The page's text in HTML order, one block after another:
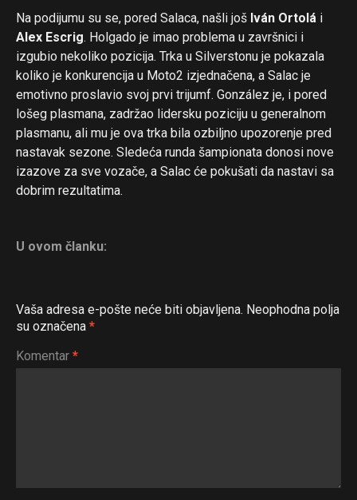
Na podijumu su se, pored Salaca, našli još Iván Ortolá i
Alex Escrig. Holgado je imao problema u završnici i
izgubio nekoliko pozicija. Trka u Silverstonu je pokazala
koliko je konkurencija u Moto2 izjednačena, a Salac je
emotivno proslavio svoj prvi trijumf. González je, i pored
lošeg plasmana, zadržao lidersku poziciju u generalnom
plasmanu, ali mu je ova trka bila ozbiljno upozorenje pred
nastavak sezone. Sledeća runda šampionata donosi nove
izazove za sve vozače, a Salac će pokušati da nastavi sa
dobrim rezultatima.
U ovom članku:
Vaša adresa e-pošte neće biti objavljena. Neophodna polja
su označena *
Komentar *